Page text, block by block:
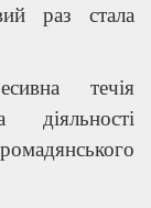
раз стала
течія
діяльності